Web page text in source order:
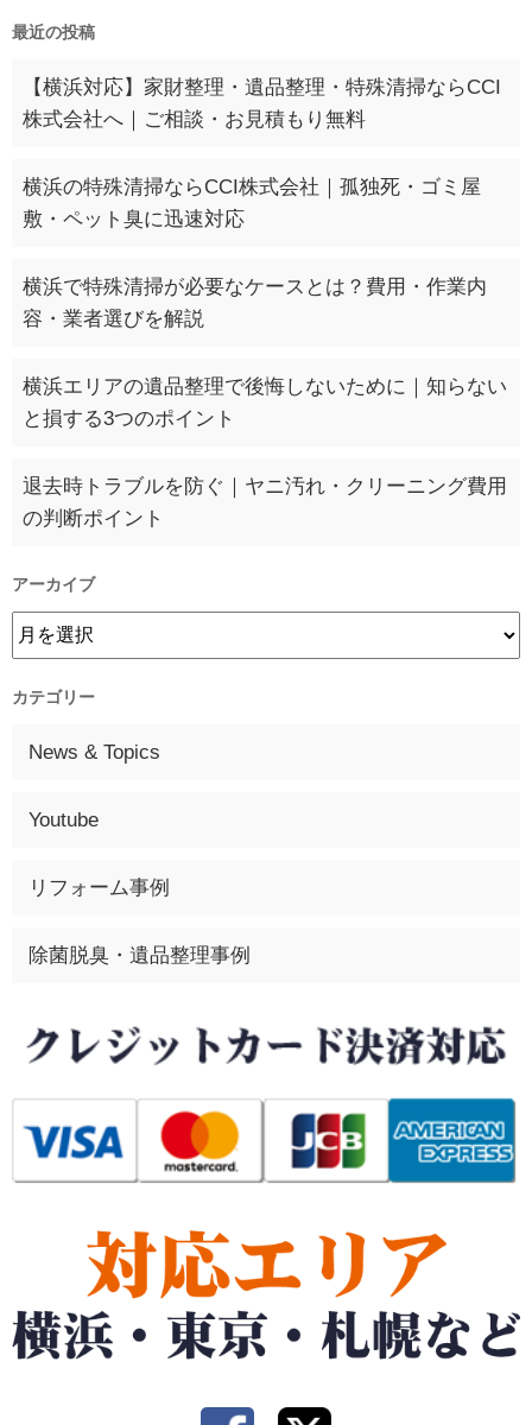
最近の投稿
【横浜対応】家財整理・遺品整理・特殊清掃ならCCI
株式会社へ｜ご相談・お見積もり無料
横浜の特殊清掃ならCCI株式会社｜孤独死・ゴミ屋
敷・ペット臭に迅速対応
横浜で特殊清掃が必要なケースとは？費用・作業内
容・業者選びを解説
横浜エリアの遺品整理で後悔しないために｜知らない
と損する3つのポイント
退去時トラブルを防ぐ｜ヤニ汚れ・クリーニング費用
の判断ポイント
アーカイブ
カテゴリー
News & Topics
Youtube
リフォーム事例
除菌脱臭・遺品整理事例